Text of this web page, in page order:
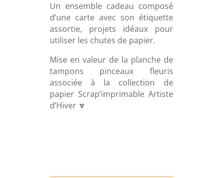
Un ensemble cadeau composé
d’une carte avec son étiquette
assortie, projets idéaux pour
utiliser les chutes de papier.
Mise en valeur de la planche de
tampons pinceaux fleuris
associée à la collection de
papier Scrap’imprimable Artiste
d’Hiver 🔽